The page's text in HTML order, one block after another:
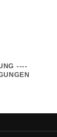
----